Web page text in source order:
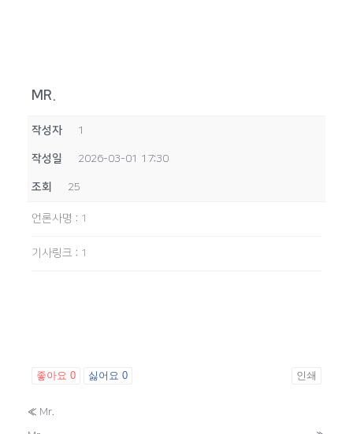
MR.
작성자 1
작성일 2026-03-01 17:30
조회 25
언론사명 : 1
기사링크 : 1
좋아요 0 싫어요 0 인쇄
« Mr.